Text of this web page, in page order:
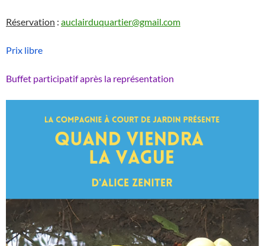
Réservation : auclairduquartier@gmail.com
Prix libre
Buffet participatif après la représentation